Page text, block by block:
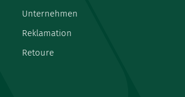
Unternehmen
Reklamation
Retoure